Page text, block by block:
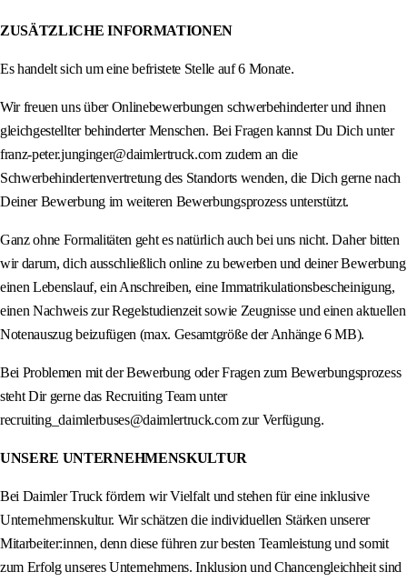
ZUSÄTZLICHE INFORMATIONEN
Es handelt sich um eine befristete Stelle auf 6 Monate.
Wir freuen uns über Onlinebewerbungen schwerbehinderter und ihnen
gleichgestellter behinderter Menschen. Bei Fragen kannst Du Dich unter
franz-peter.junginger@daimlertruck.com zudem an die
Schwerbehindertenvertretung des Standorts wenden, die Dich gerne nach
Deiner Bewerbung im weiteren Bewerbungsprozess unterstützt.
Ganz ohne Formalitäten geht es natürlich auch bei uns nicht. Daher bitten
wir darum, dich ausschließlich online zu bewerben und deiner Bewerbung
einen Lebenslauf, ein Anschreiben, eine Immatrikulationsbescheinigung,
einen Nachweis zur Regelstudienzeit sowie Zeugnisse und einen aktuellen
Notenauszug beizufügen (max. Gesamtgröße der Anhänge 6 MB).
Bei Problemen mit der Bewerbung oder Fragen zum Bewerbungsprozess
steht Dir gerne das Recruiting Team unter
recruiting_daimlerbuses@daimlertruck.com zur Verfügung.
UNSERE UNTERNEHMENSKULTUR
Bei Daimler Truck fördern wir Vielfalt und stehen für eine inklusive
Unternehmenskultur. Wir schätzen die individuellen Stärken unserer
Mitarbeiter:innen, denn diese führen zur besten Teamleistung und somit
zum Erfolg unseres Unternehmens. Inklusion und Chancengleichheit sind